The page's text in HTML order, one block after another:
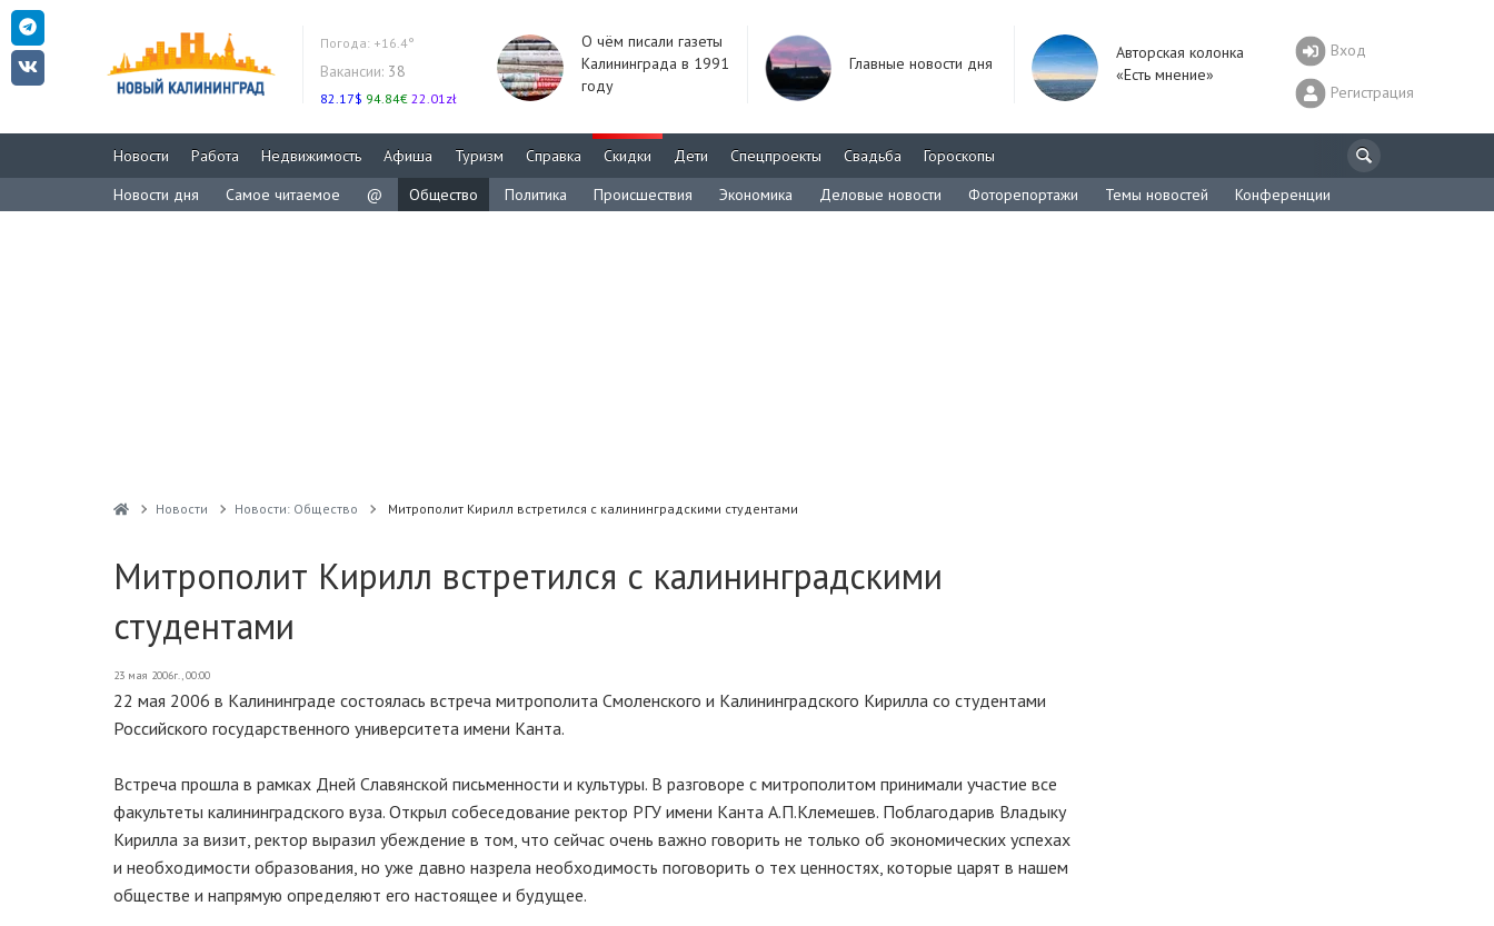
Погода: +16.4°
Вакансии: 38
82.17$ 94.84€ 22.01zł
О чём писали газеты
Калининграда в 1991
году
Главные новости дня
Авторская колонка
«Есть мнение»
Вход
Регистрация
Новости Работа Недвижимость Афиша Туризм Справка Скидки Дети Спецпроекты Свадьба
Гороскопы
Новости дня
Самое читаемое @ Общество Политика Происшествия Экономика Деловые новости Фоторепортажи Темы новостей Конференции
Новости Новости: Общество Митрополит Кирилл встретился с калининградскими студентами
Митрополит Кирилл встретился с калининградскими
студентами
23 мая 2006г., 00:00
22 мая 2006 в Калининграде состоялась встреча митрополита Смоленского и Калининградского Кирилла со студентами
Российского государственного университета имени Канта.
Встреча прошла в рамках Дней Славянской письменности и культуры. В разговоре с митрополитом принимали участие все
факультеты калининградского вуза. Открыл собеседование ректор РГУ имени Канта А.П.Клемешев. Поблагодарив Владыку
Кирилла за визит, ректор выразил убеждение в том, что сейчас очень важно говорить не только об экономических успехах
и необходимости образования, но уже давно назрела необходимость поговорить о тех ценностях, которые царят в нашем
обществе и напрямую определяют его настоящее и будущее.